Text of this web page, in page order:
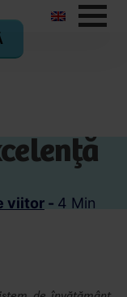
lui
viitor - 4 Min